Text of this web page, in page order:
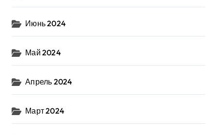
Июнь 2024
Май 2024
Апрель 2024
Март 2024